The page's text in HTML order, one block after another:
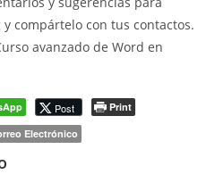
compártelo con tus contactos.
avanzado de Word en
Post
Print
Electrónico